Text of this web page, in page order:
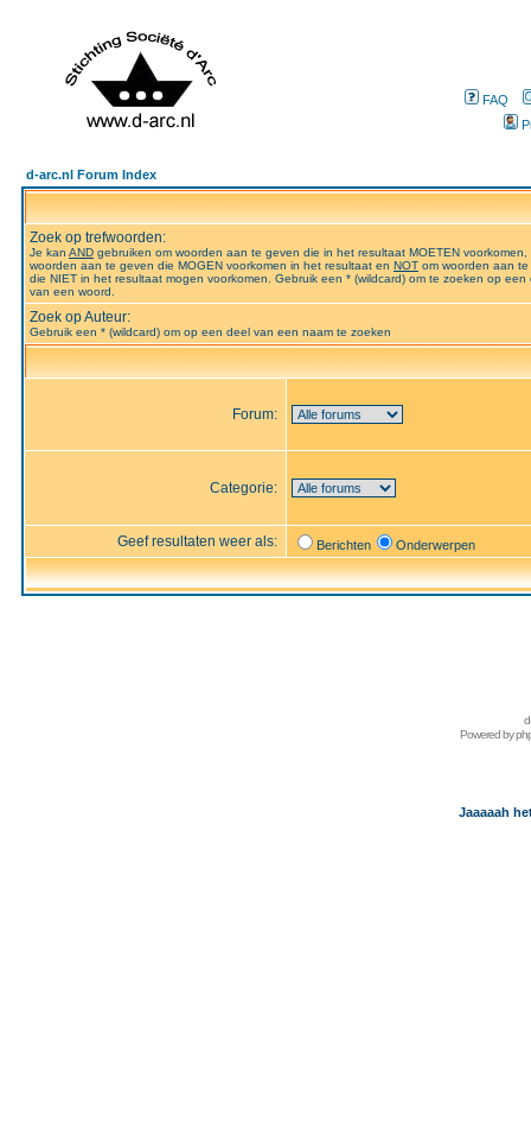
FAQ
d-arc.nl Forum Index
Zoek op trefwoorden:
Je kan AND gebruiken om woorden aan te geven die in het resultaat MOETEN voorkomen,
woorden aan te geven die MOGEN voorkomen in het resultaat en NOT om woorden aan
die NIET in het resultaat mogen voorkomen. Gebruik een * (wildcard) om te zoeken op een
van een woord.
Zoek op Auteur:
Gebruik een * (wildcard) om op een deel van een naam te zoeken
Forum:
Categorie:
Geef resultaten weer als: Berichten Onderwerpen
Powered by
Jaaaaah